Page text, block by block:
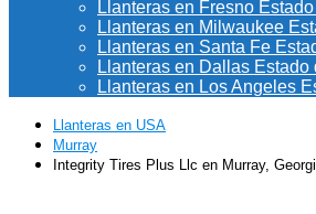
Llanteras en Fresno
Llanteras en Milwaukee
Llanteras en Santa Fe
Llanteras en Dallas Estado
Llanteras en Los Angeles
Llanteras en USA
Murray
Integrity Tires Plus Llc en Murray,